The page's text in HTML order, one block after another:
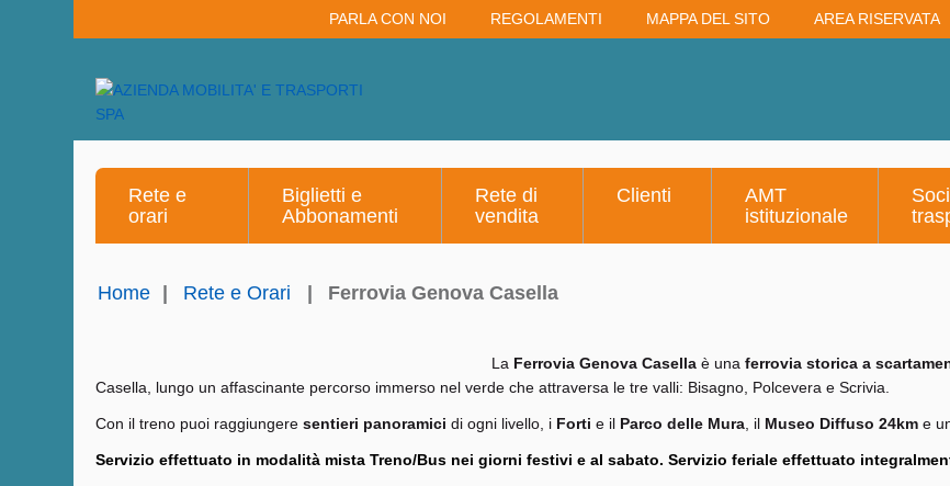
PARLA CON NOI REGOLAMENTI MAPPA DEL SITO AREA RISERVATA
Rete e
orari
Biglietti e
Abbonamenti
Rete di
vendita
Clienti
AMT
istituzionale
Home Rete e Orari Ferrovia Genova Casella
La Ferrovia Genova Casella è una ferrovia storica a
Casella, lungo un affascinante percorso immerso nel verde che attraversa le tre valli: Bisagno, Polcevera e Scrivia.
Con il treno puoi raggiungere sentieri panoramici di ogni livello, i Forti e il Parco delle Mura , il Museo Diffuso 24km e
Servizio effettuato in modalità mista Treno/Bus nei giorni festivi e al sabato. Servizio feriale effettuato